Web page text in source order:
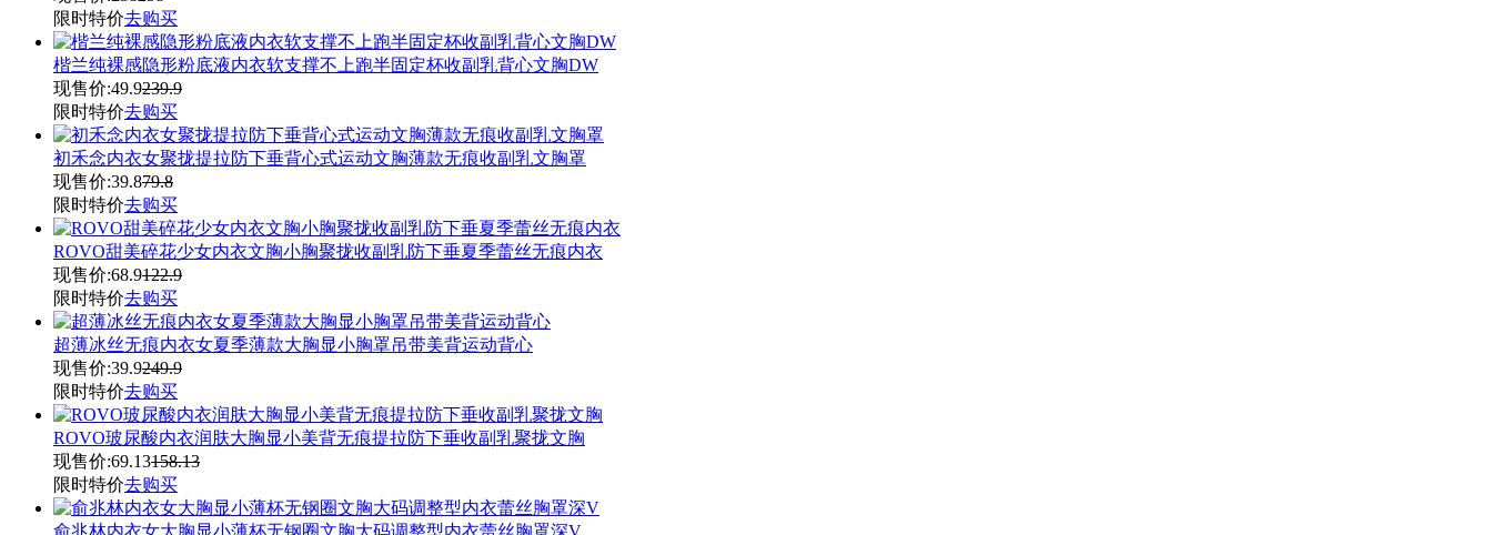
限时特价去购买
楷兰纯裸感隐形粉底液内衣软支撑不上跑半固定杯收副乳背心文胸DW
现售价:49.9239.9
限时特价去购买
初禾念内衣女聚拢提拉防下垂背心式运动文胸薄款无痕收副乳文胸罩
现售价:39.879.8
限时特价去购买
ROVO甜美碎花少女内衣文胸小胸聚拢收副乳防下垂夏季蕾丝无痕内衣
现售价:68.9122.9
限时特价去购买
超薄冰丝无痕内衣女夏季薄款大胸显小胸罩吊带美背运动背心
现售价:39.9249.9
限时特价去购买
ROVO玻尿酸内衣润肤大胸显小美背无痕提拉防下垂收副乳聚拢文胸
现售价:69.13158.13
限时特价去购买